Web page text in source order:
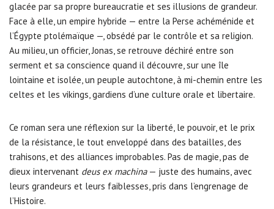
glacée par sa propre bureaucratie et ses illusions de grandeur.
Face à elle, un empire hybride — entre la Perse achéménide et
l’Égypte ptolémaïque —, obsédé par le contrôle et sa religion.
Au milieu, un officier, Jonas, se retrouve déchiré entre son
serment et sa conscience quand il découvre, sur une île
lointaine et isolée, un peuple autochtone, à mi-chemin entre les
celtes et les vikings, gardiens d’une culture orale et libertaire.
Ce roman sera une réflexion sur la liberté, le pouvoir, et le prix
de la résistance, le tout enveloppé dans des batailles, des
trahisons, et des alliances improbables. Pas de magie, pas de
dieux intervenant deus ex machina— juste des humains, avec
leurs grandeurs et leurs faiblesses, pris dans l’engrenage de
l’Histoire.